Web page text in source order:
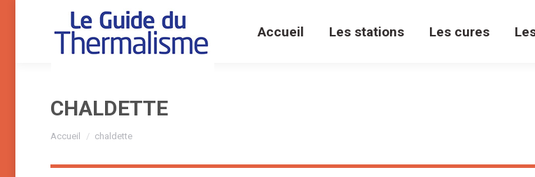
Accueil Les stations Les cures
CHALDETTE
Vous êtes ici :
Accueil chaldette